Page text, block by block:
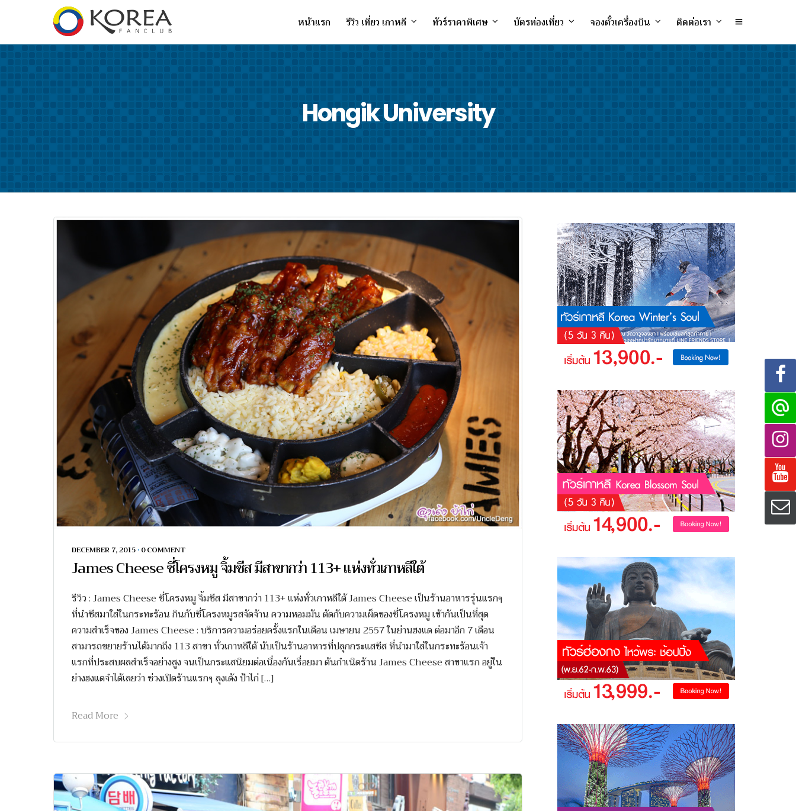
หน้าแรก รีวิว เที่ยว เกาหลี ทัวร์ราคาพิเศษ บัตรท่องเที่ยว จองตั๋วเครื่องบิน ติดต่อเรา
Hongik University
DECEMBER 7, 2015 • 0 COMMENT
James Cheese ซี่โครงหมู จิ้มชีส มีสาขากว่า 113+ แห่งทั่วเกาหลีใต้
รีวิว : James Cheese ซี่โครงหมู จิ้มชีส มีสาขากว่า 113+ แห่งทั่วเกาหลีใต้ James Cheese เป็นร้านอาหารรุ่นแรกๆ
ที่นำชีสมาใส่ในกระทะร้อน กินกับซี่โครงหมูรสจัดจ้าน ความหอมมัน ตัดกับความเผ็ดของซี่โครงหมู เข้ากันเป็นที่สุด
ความสำเร็จของ James Cheese : บริการความอร่อยครั้งแรกในเดือน เมษายน 2557 ในย่านฮงแด ต่อมาอีก 7 เดือน
สามารถขยายร้านได้มากถึง 113 สาขา ทั่วเกาหลีใต้ นับเป็นร้านอาหารที่ปลุกกระแสชีส ที่นำมาใส่ในกระทะร้อนเจ้า
แรกที่ประสบผลสำเร็จอย่างสูง จนเป็นกระแสนิยมต่อเนื่องกันเรื่อยมา ต้นกำเนิดร้าน James Cheese สาขาแรก อยู่ใน
ย่างฮงแดจำได้เลยว่า ช่วงเปิดร้านแรกๆ ลุงเด้ง ป้าไก่ […]
Read More